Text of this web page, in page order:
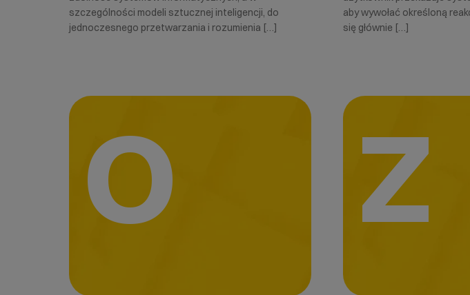
szczególności modeli sztucznej inteligencji, do
jednoczesnego przetwarzania i rozumienia […]
aby wywołać określoną
się głównie […]
O Z